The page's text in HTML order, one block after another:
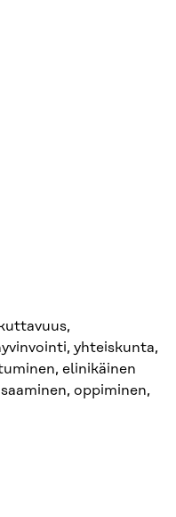
yhteiskunta,
elinikäinen
oppiminen,